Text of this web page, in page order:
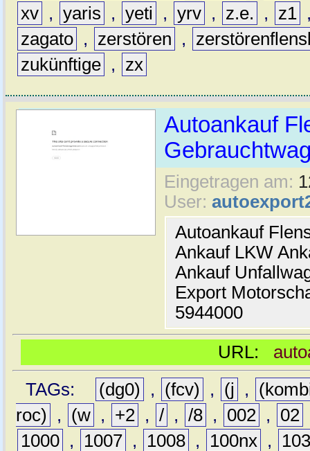
xv , yaris , yeti , yrv , z.e. , z1
zagato , zerstören ,
zukünftige , zx
Autoankauf
Eingetragen am:
User:
Autoankauf
Ankauf LKW
Ankauf
Export
5944000
URL:
TAGs:
(dg0) , (fcv) , (j ,
roc)
, (w , +2 , / , /8 , 002 , 02
1000 , 1007 , 1008 , 100nx ,